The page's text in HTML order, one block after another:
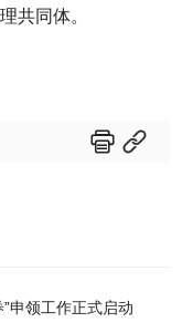
共同体。
 
申领工作正式启动